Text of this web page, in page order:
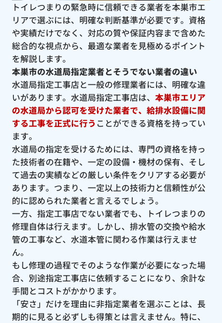
トイレつまりの緊急時に信頼できる業者を本巣市エ
リアで選ぶには、明確な判断基準が必要です。資格
や実績だけでなく、対応の質や保証内容まで含めた
総合的な視点から、最適な業者を見極めるポイント
を解説します。
本巣市の水道局指定業者とそうでない業者の違い
水道局指定工事店と一般の修理業者には、明確な違
いがあります。水道局指定工事店は、 本巣市エリア
の水道局から認可を受けた業者で、給排水設備に関
する工事を正式に行う ことができる資格を持ってい
ます。
水道局の指定を受けるためには、専門の資格を持っ
た技術者の在籍や、一定の設備・機材の保有、そし
て過去の実績などの厳しい条件をクリアする必要が
あります。つまり、一定以上の技術力と信頼性が公
的に認められた業者と言えるでしょう。
一方、指定工事店でない業者でも、トイレつまりの
修理自体は行えます。しかし、排水管の交換や給水
管の工事など、水道本管に関わる作業は行えませ
ん。
もし修理の過程でそのような作業が必要になった場
合、別途指定工事店に依頼することになり、余計な
手間とコストがかかります。
「安さ」だけを理由に非指定業者を選ぶことは、長
期的に見ると必ずしも得策とは言えません。特に、